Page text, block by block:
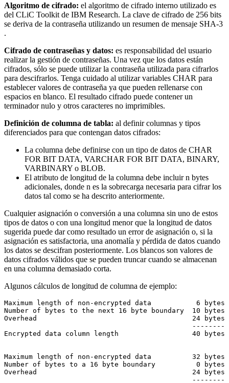
Algoritmo de cifrado: el algoritmo de cifrado interno utilizado es
del CLiC Toolkit de IBM Research. La clave de cifrado de 256 bits
se deriva de la contraseña utilizando un resumen de mensaje SHA-3
.
Cifrado de contraseñas y datos: es responsabilidad del usuario
realizar la gestión de contraseñas. Una vez que los datos están
cifrados, sólo se puede utilizar la contraseña utilizada para cifrarlos
para descifrarlos. Tenga cuidado al utilizar variables CHAR para
establecer valores de contraseña ya que pueden rellenarse con
espacios en blanco. El resultado cifrado puede contener un
terminador nulo y otros caracteres no imprimibles.
Definición de columna de tabla: al definir columnas y tipos
diferenciados para que contengan datos cifrados:
La columna debe definirse con un tipo de datos de CHAR
FOR BIT DATA, VARCHAR FOR BIT DATA, BINARY,
VARBINARY o BLOB.
El atributo de longitud de la columna debe incluirn bytes
adicionales, donde n es la sobrecarga necesaria para cifrar los
datos tal como se ha descrito anteriormente.
Cualquier asignación o conversión a una columna sin uno de estos
tipos de datos o con una longitud menor que la longitud de datos
sugerida puede dar como resultado un error de asignación o, si la
asignación es satisfactoria, una anomalía y pérdida de datos cuando
los datos se descifran posteriormente. Los blancos son valores de
datos cifrados válidos que se pueden truncar cuando se almacenan
en una columna demasiado corta.
Algunos cálculos de longitud de columna de ejemplo:
Maximum length of non-encrypted data           6 bytes
Number of bytes to the next 16 byte boundary  10 bytes
Overhead                                      24 bytes
                                              --------
Encrypted data column length                  40 bytes
Maximum length of non-encrypted data          32 bytes
Number of bytes to a 16 byte boundary          0 bytes
Overhead                                      24 bytes
                                              --------